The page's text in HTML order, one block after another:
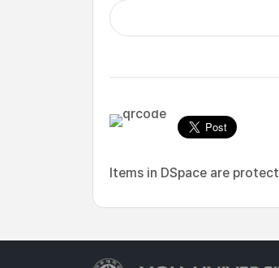
Items in DSpace are